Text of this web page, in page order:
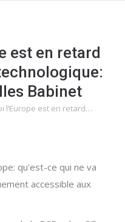
est en retard
Babinet
l’Europe est en retard…
qu'est-ce qui ne va
accessible aux